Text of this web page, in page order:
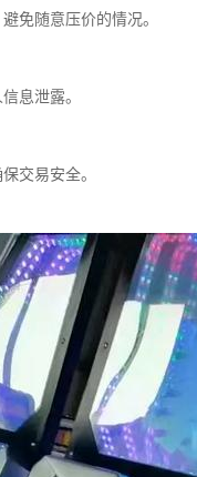
免随意压价的情况。
息泄露。
交易安全。